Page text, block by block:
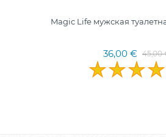
Magic Life мужская
36,00 € 45,00